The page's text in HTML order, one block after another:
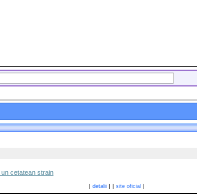
cetatean strain
| detalii| | site oficial|